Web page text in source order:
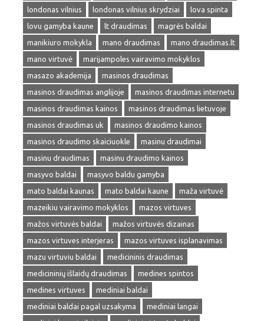
londonas vilnius
londonas vilnius skrydziai
lova spinta
lovu gamyba kaune
lt draudimas
magrės baldai
manikiuro mokykla
mano draudimas
mano draudimas.lt
mano virtuvė
marijampoles vairavimo mokyklos
masazo akademija
masinos draudimas
masinos draudimas anglijoje
masinos draudimas internetu
masinos draudimas kainos
masinos draudimas lietuvoje
masinos draudimas uk
masinos draudimo kainos
masinos draudimo skaiciuokle
masinu draudimai
masinu draudimas
masinu draudimo kainos
masyvo baldai
masyvo baldu gamyba
mato baldai kaunas
mato baldai kaune
maža virtuvė
mazeikiu vairavimo mokyklos
mazos virtuves
mažos virtuvės baldai
mažos virtuvės dizainas
mazos virtuves interjeras
mazos virtuves isplanavimas
mazu virtuviu baldai
medicininis draudimas
medicininių išlaidų draudimas
medines spintos
medines virtuves
mediniai baldai
mediniai baldai pagal uzsakyma
mediniai langai